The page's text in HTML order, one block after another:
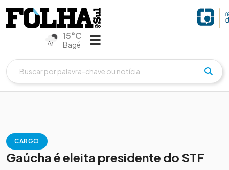
15°C
Bagé
CARGO
Gaúcha é eleita presidente do STF